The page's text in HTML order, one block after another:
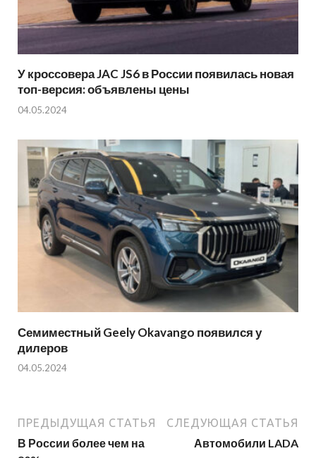
У кроссовера JAC JS6 в России появилась новая
топ-версия: объявлены цены
04.05.2024
Семиместный Geely Okavango появился у
дилеров
04.05.2024
ПРЕДЫДУЩАЯ СТАТЬЯ
В России более чем на
СЛЕДУЮЩАЯ СТАТЬЯ
Автомобили LADA